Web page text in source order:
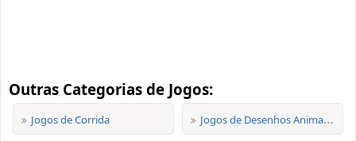
Outras Categorias de Jogos:
Jogos de Corrida Jogos de Desenhos Animados